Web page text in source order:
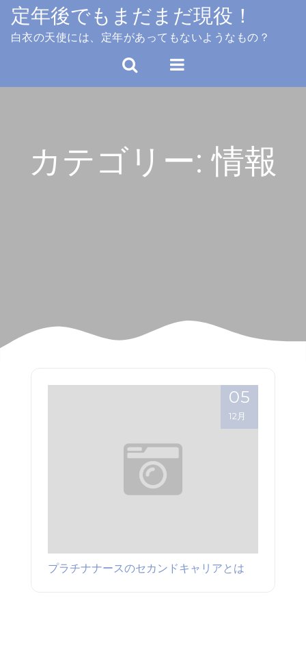
Skip
content
定年後でもまだまだ現役！
白衣の天使には、定年があってもないようなもの？
カテゴリー:情報
05
12月
プラチナナースのセカンドキャリアとは